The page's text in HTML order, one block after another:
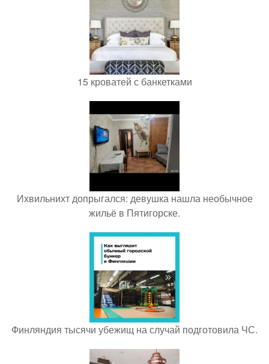
15 кроватей с банкетками
Ихвильнихт допрыгался: девушка нашла необычное
жильё в Пятигорске.
Финляндия тысячи убежищ на случай подготовила ЧС.